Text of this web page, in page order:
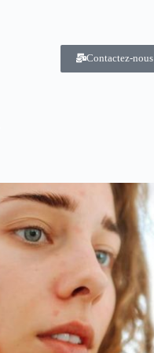
Contactez-nous